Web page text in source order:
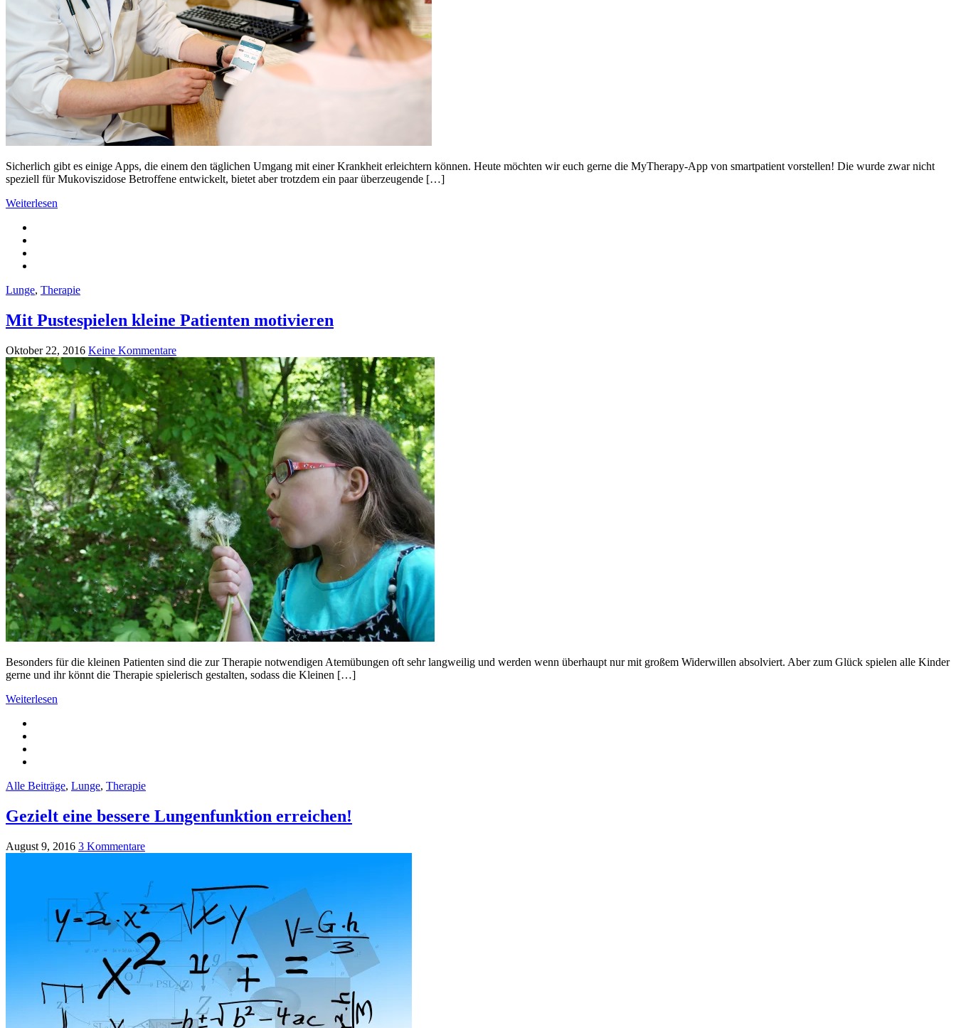
Sicherlich gibt es einige Apps, die einem den täglichen Umgang mit einer Krankheit erleichtern können. Heute möchten wir euch gerne die MyTherapy-App von smartpatient vorstellen! Die wurde zwar nicht
speziell für Mukoviszidose Betroffene entwickelt, bietet aber trotzdem ein paar überzeugende […]
Weiterlesen
Lunge, Therapie
Mit Pustespielen kleine Patienten motivieren
Oktober 22, 2016 Keine Kommentare
Besonders für die kleinen Patienten sind die zur Therapie notwendigen Atemübungen oft sehr langweilig und werden wenn überhaupt nur mit großem Widerwillen absolviert. Aber zum Glück spielen alle Kinder
gerne und ihr könnt die Therapie spielerisch gestalten, sodass die Kleinen […]
Weiterlesen
Alle Beiträge, Lunge, Therapie
Gezielt eine bessere Lungenfunktion erreichen!
August 9, 2016 3 Kommentare